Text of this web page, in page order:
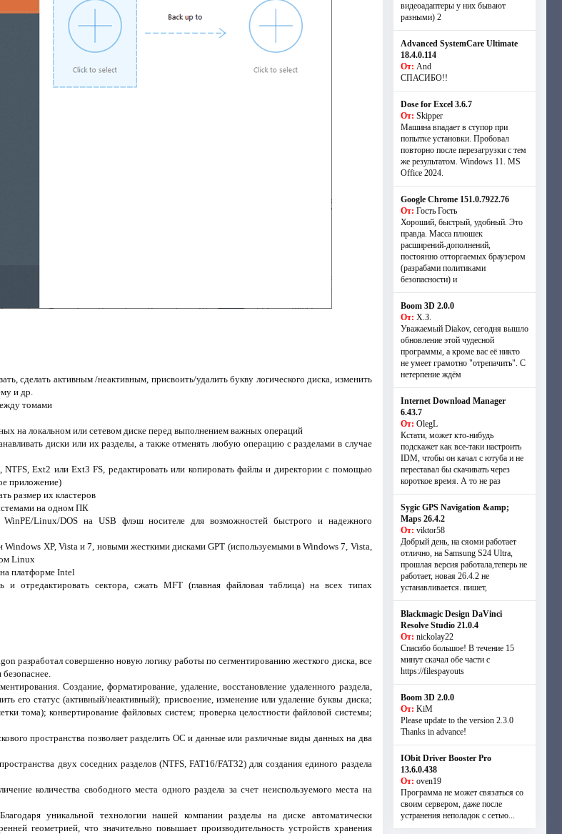
сделать активным /неактивным, присвоить/удалить букву логического диска, изменить
и др.
томами
на локальном или сетевом диске перед выполнением важных операций
диски или их разделы, а также отменять любую операцию с разделами в случае
NTFS, Ext2 или Ext3 FS, редактировать или копировать файлы и директории с помощью
приложение)
размер их кластеров
на одном ПК
WinPE/Linux/DOS на USB флэш носителе для возможностей быстрого и надежного
XP, Vista и 7, новыми жесткими дисками GPT (используемыми в Windows 7, Vista,
Linux
платформе Intel
и отредактировать сектора, сжать MFT (главная файловая таблица) на всех типах
разработал совершенно новую логику работы по сегментированию жесткого диска, все
Создание, форматирование, удаление, восстановление удаленного раздела,
его статус (активный/неактивный); присвоение, изменение или удаление буквы диска;
тома); конвертирование файловых систем; проверка целостности файловой системы;
пространства позволяет разделить ОС и данные или различные виды данных на два
двух соседних разделов (NTFS, FAT16/FAT32) для создания единого раздела
количества свободного места одного раздела за счет неиспользуемого места на
уникальной технологии нашей компании разделы на диске автоматически
геометрией, что значительно повышает производительность устройств хранения
видеоадаптеры у них бывают
разными) 2
Advanced SystemCare Ultimate
18.4.0.114
От: And
СПАСИБО!!
Dose for Excel 3.6.7
От: Skipper
Машина впадает в ступор при
попытке установки. Пробовал
повторно после перезагрузки с тем
же результатом. Windows 11. MS
Offiсe 2024.
Google Chrome 151.0.7922.76
От: Гость Гость
Хороший, быстрый, удобный. Это
правда. Масса плюшек
расширений-дополнений,
постоянно отторгаемых браузером
(разрабами политиками
безопасности) и
Boom 3D 2.0.0
От: Х.З.
Уважаемый Diakov, сегодня вышло
обновление этой чудесной
программы, а кроме вас её никто
не умеет грамотно "отрепачить". С
нетерпение ждём
Internet Download Manager
6.43.7
От: OlegL
Кстати, может кто-нибудь
подскажет как все-таки настроить
IDM, чтобы он качал с ютуба и не
переставал бы скачивать через
короткое время. А то не раз
Sygic GPS Navigation &amp;
Maps 26.4.2
От: viktor58
Добрый день, на сяоми работает
отлично, на Samsung S24 Ultra,
прошлая версия работала,теперь не
работает, новая 26.4.2 не
устанавливается. пишет,
Blackmagic Design DaVinci
Resolve Studio 21.0.4
От: nickolay22
Спасибо большое! В течение 15
минут скачал обе части с
https://filespayouts
Boom 3D 2.0.0
От: KiM
Please update to the version 2.3.0
Thanks in advance!
IObit Driver Booster Pro
13.6.0.438
От: oven19
Программа не может связаться со
своим сервером, даже после
устранения неполадок с сетью...